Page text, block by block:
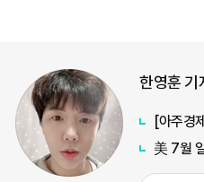
한영훈 기
美 7월